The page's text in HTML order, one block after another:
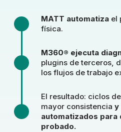
MATT automatiza el
física.
M360® ejecuta
plugins de terceros,
los flujos de trabajo
El resultado: ciclos
mayor consistencia y
automatizados para
probado.